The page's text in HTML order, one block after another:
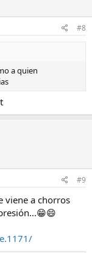
#8
a quien
#9
viene a chorros